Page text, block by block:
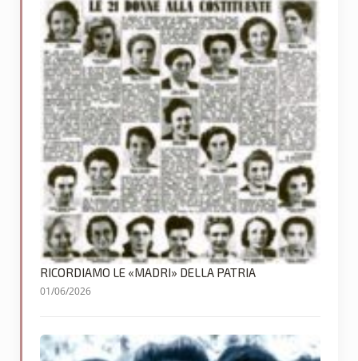
RICORDIAMO LE «MADRI» DELLA PATRIA
01/06/2026